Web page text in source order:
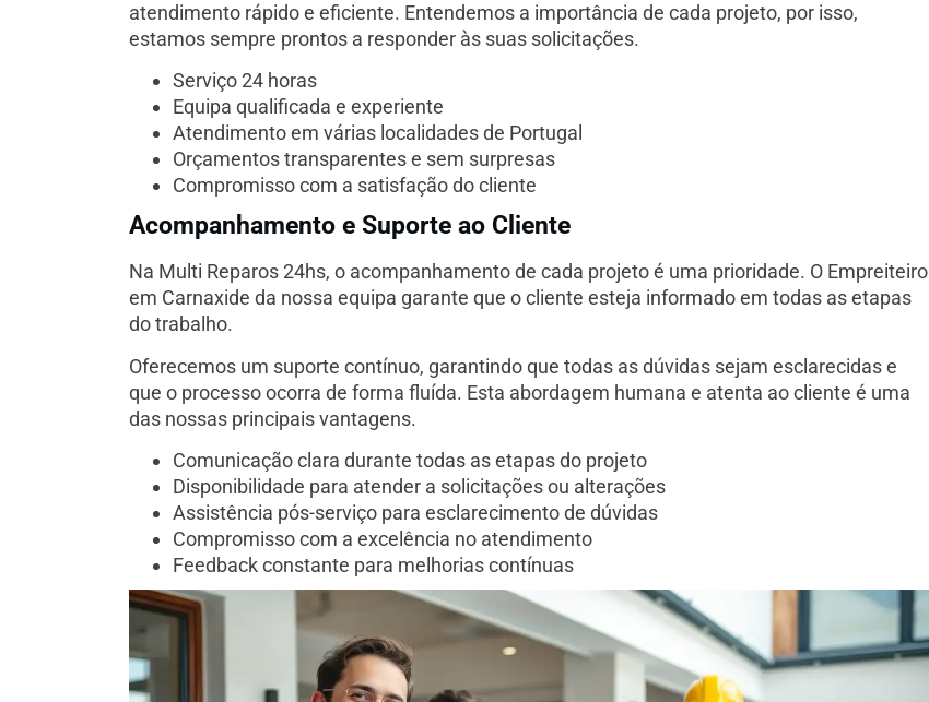
atendimento rápido e eficiente. Entendemos a importância de cada projeto, por isso,
estamos sempre prontos a responder às suas solicitações.
Serviço 24 horas
Equipa qualificada e experiente
Atendimento em várias localidades de Portugal
Orçamentos transparentes e sem surpresas
Compromisso com a satisfação do cliente
Acompanhamento e Suporte ao Cliente
Na Multi Reparos 24hs, o acompanhamento de cada projeto é uma prioridade. O Empreiteiro
em Carnaxide da nossa equipa garante que o cliente esteja informado em todas as etapas
do trabalho.
Oferecemos um suporte contínuo, garantindo que todas as dúvidas sejam esclarecidas e
que o processo ocorra de forma fluída. Esta abordagem humana e atenta ao cliente é uma
das nossas principais vantagens.
Comunicação clara durante todas as etapas do projeto
Disponibilidade para atender a solicitações ou alterações
Assistência pós-serviço para esclarecimento de dúvidas
Compromisso com a excelência no atendimento
Feedback constante para melhorias contínuas